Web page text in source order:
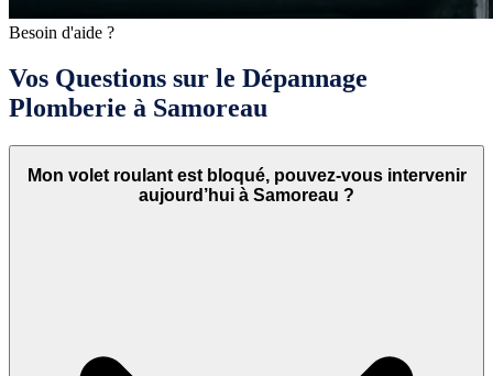
Besoin d'aide ?
Vos Questions sur le Dépannage
Plomberie à Samoreau
Mon volet roulant est bloqué, pouvez-vous intervenir
aujourd’hui à Samoreau ?